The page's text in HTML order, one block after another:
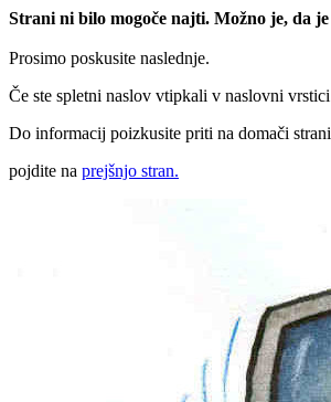
Strani ni bilo mogoče najti. Možno je, da
Prosimo poskusite naslednje.
Če ste spletni naslov vtipkali v naslovni
Do informacij poizkusite priti na domači strani
pojdite na prejšnjo stran.